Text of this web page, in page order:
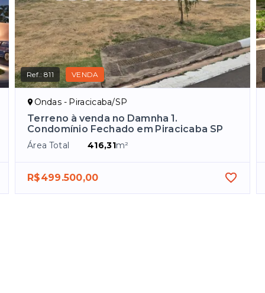
Ref.:811 VENDA
Ondas - Piracicaba/SP
Terreno à venda no Damnha 1.
Condomínio Fechado em Piracicaba SP
Área Total 416,31m²
R$499.500,00